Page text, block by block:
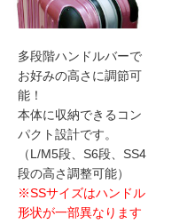
多段階ハンドルバーで
お好みの高さに調節可
能！
本体に収納できるコン
パクト設計です。
（L/M5段、S6段、SS4
段の高さ調整可能）
※SSサイズはハンドル
形状が一部異なります